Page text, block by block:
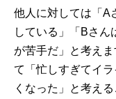
他人に対しては「A
している」「Bさん
が苦手だ」と考え
て「忙しすぎてイ
くなった」と考え